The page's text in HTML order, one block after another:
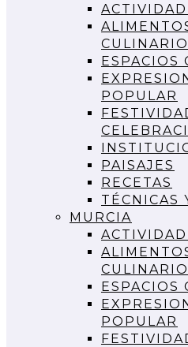
ESPACIOS
POPULAR
PAISAJES
RECETAS
TÉCNICAS
MURCIA
ESPACIOS
POPULAR